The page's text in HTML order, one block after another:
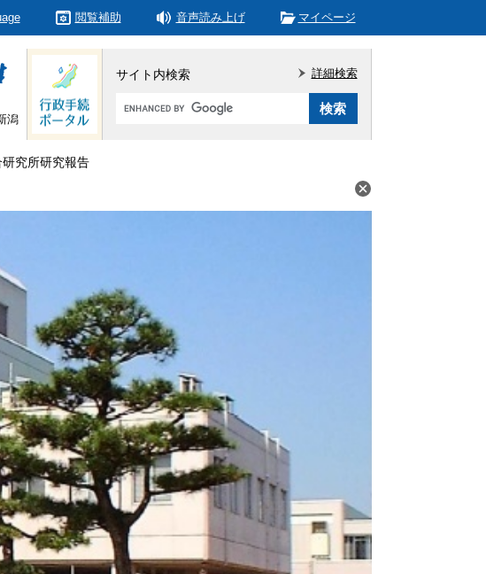
閲覧補助 音声読み上げ マイページ
潟
サイト内検索
Google
索
詳細検索
究所研究報告